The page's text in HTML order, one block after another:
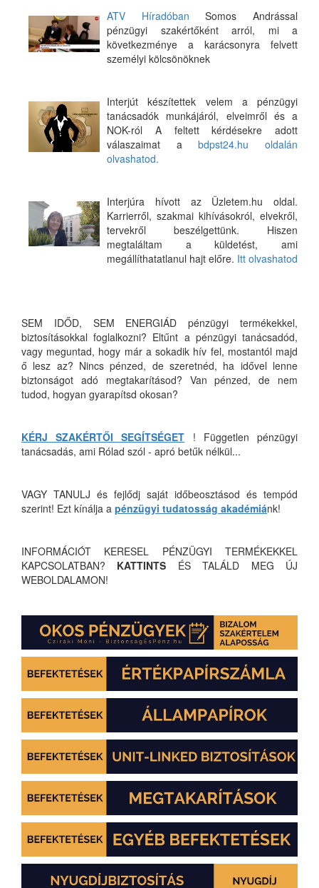
ATV Híradóban Somos Andrással
pénzügyi szakértőként arról, mi a
következménye a karácsonyra felvett
személyi kölcsönöknek
Interjút készítettek velem a pénzügyi
tanácsadók munkájáról, elveimről és a
NOK-ról A feltett kérdésekre adott
válaszaimat abdpst24.hu oldalán
olvashatod.
Interjúra hívott az Üzletem.hu oldal.
Karrierről, szakmai kihívásokról, elvekről,
tervekről beszélgettünk. Hiszen
megtaláltam a küldetést, ami
megállíthatatlanul hajt előre. Itt olvashatod
SEM IDŐD, SEM ENERGIÁD pénzügyi termékekkel,
biztosításokkal foglalkozni? Eltűnt a pénzügyi tanácsadód,
vagy meguntad, hogy már a sokadik hív fel, mostantól majd
ő lesz az? Nincs pénzed, de szeretnéd, ha idővel lenne
biztonságot adó megtakarításod? Van pénzed, de nem
tudod, hogyan gyarapítsd okosan?
KÉRJ SZAKÉRTŐI SEGÍTSÉGET ! Független pénzügyi
tanácsadás, ami Rólad szól - apró betűk nélkül...
VAGY TANULJ és fejlődj saját időbeosztásod és tempód
szerint! Ezt kínálja a pénzügyi tudatosság akadémiánk!
INFORMÁCIÓT KERESEL PÉNZÜGYI TERMÉKEKKEL
KAPCSOLATBAN? KATTINTS ÉS TALÁLD MEG ÚJ
WEBOLDALAMON!